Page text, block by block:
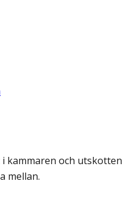
kammaren och utskotten
mellan.